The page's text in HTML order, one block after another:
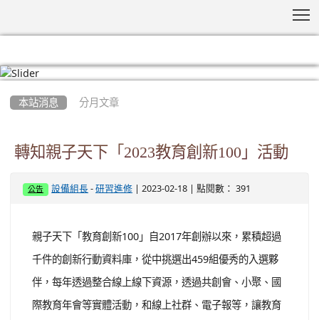
本站消息 分月文章
轉知親子天下「2023教育創新100」活動
公告 設備組長 -研習進修 | 2023-02-18 | 點閱數： 391
親子天下「教育創新100」自2017年創辦以來，累積超過
千件的創新行動資料庫，從中挑選出459組優秀的入選夥
伴，每年透過整合線上線下資源，透過共創會、小聚、國
際教育年會等實體活動，和線上社群、電子報等，讓教育